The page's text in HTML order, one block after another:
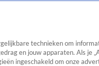
technieken om
en jouw apparaten. Als je
ingeschakeld om onze